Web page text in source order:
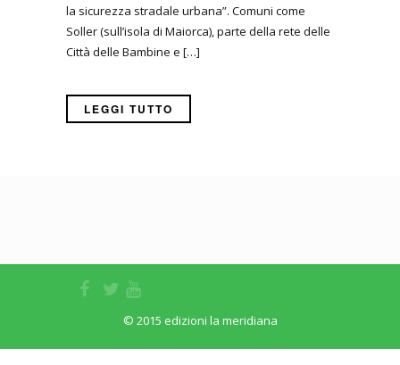
la sicurezza stradale urbana”. Comuni come
Soller (sull’isola di Maiorca), parte della rete delle
Città delle Bambine e […]
LEGGI TUTTO
© 2015 edizioni la meridiana